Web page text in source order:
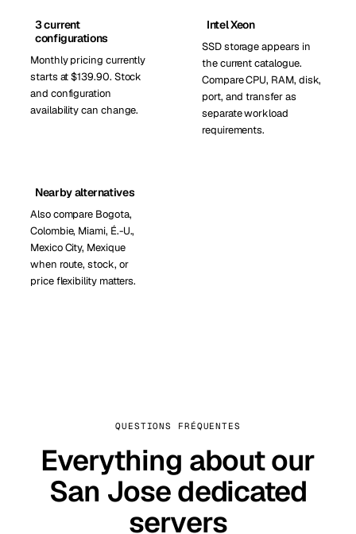
3 current
configurations
Monthly pricing currently
starts at $139.90. Stock
and configuration
availability can change.
Intel Xeon
SSD storage appears in
the current catalogue.
Compare CPU, RAM, disk,
port, and transfer as
separate workload
requirements.
Nearby alternatives
Also compare Bogota,
Colombie, Miami, É.-U.,
Mexico City, Mexique
when route, stock, or
price flexibility matters.
QUESTIONS FRÉQUENTES
Everything about our
San Jose dedicated
servers